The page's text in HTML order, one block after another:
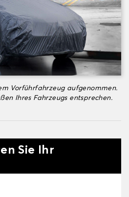
Vorführfahrzeug aufgenommen.
Ihres Fahrzeugs entsprechen.
Sie Ihr